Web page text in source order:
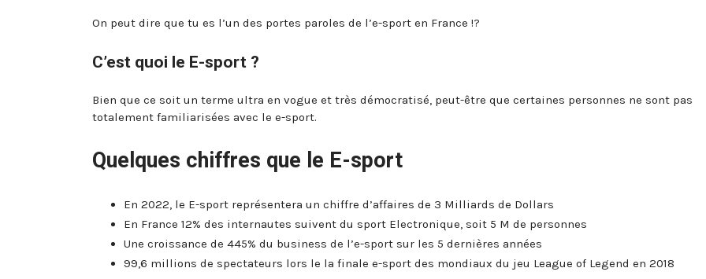
On peut dire que tu es l’un des portes paroles de l’e-sport en France !?
C’est quoi le E-sport ?
Bien que ce soit un terme ultra en vogue et très démocratisé, peut-être que certaines personnes ne sont pas
totalement familiarisées avec le e-sport.
Quelques chiffres que le E-sport
En 2022, le E-sport représentera un chiffre d’affaires de 3 Milliards de Dollars
En France 12% des internautes suivent du sport Electronique, soit 5 M de personnes
Une croissance de 445% du business de l’e-sport sur les 5 dernières années
99,6 millions de spectateurs lors le la finale e-sport des mondiaux du jeu League of Legend en 2018